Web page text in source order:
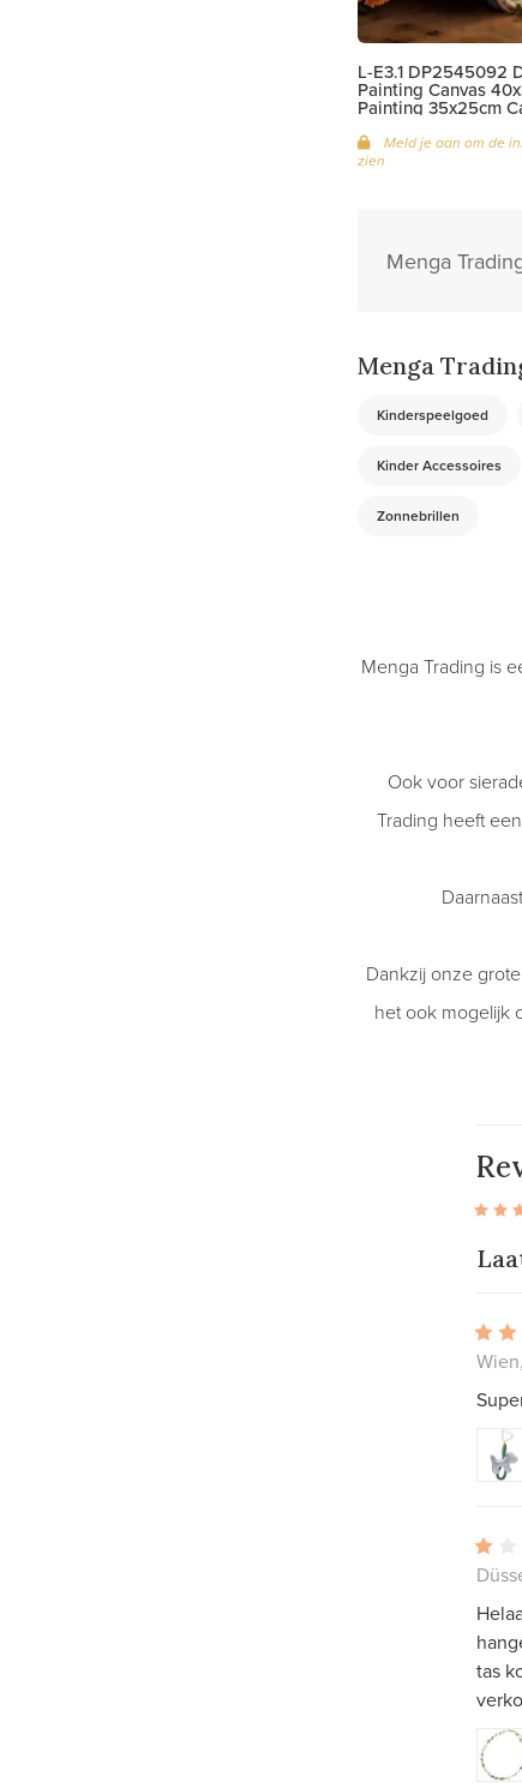
L-E3.1 DP2545092
Painting Canvas
Painting 35x25cm
Meld je aan om de
zien
Menga
Menga
Kinderspeelgoed
Kinder Accessoires
Zonnebrillen
Menga Trading is
Ook voor
Trading heeft
Dankzij onze
het ook mogelijk
tas